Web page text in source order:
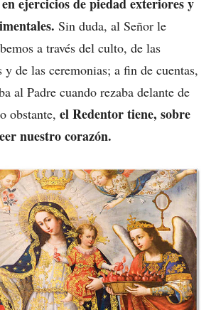
Sin duda, al Señor le
a través del culto, de las
y de las ceremonias; a fin de cuentas,
al Padre cuando rezaba delante de
obstante, el Redentor tiene, sobre
nuestro corazón.